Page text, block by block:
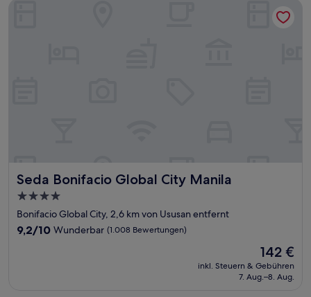
Seda Bonifacio Global City Manila
Seda Bonifacio Global City Manila
4.0-
Sterne-
Unterkunft
Bonifacio Global City, 2,6 km von Ususan entfernt
9.2
9,2/10 Wunderbar (1.008 Bewertungen)
Der
Preis
beträgt
142 €
inkl. Steuern & Gebühren
7. Aug.–8. Aug.